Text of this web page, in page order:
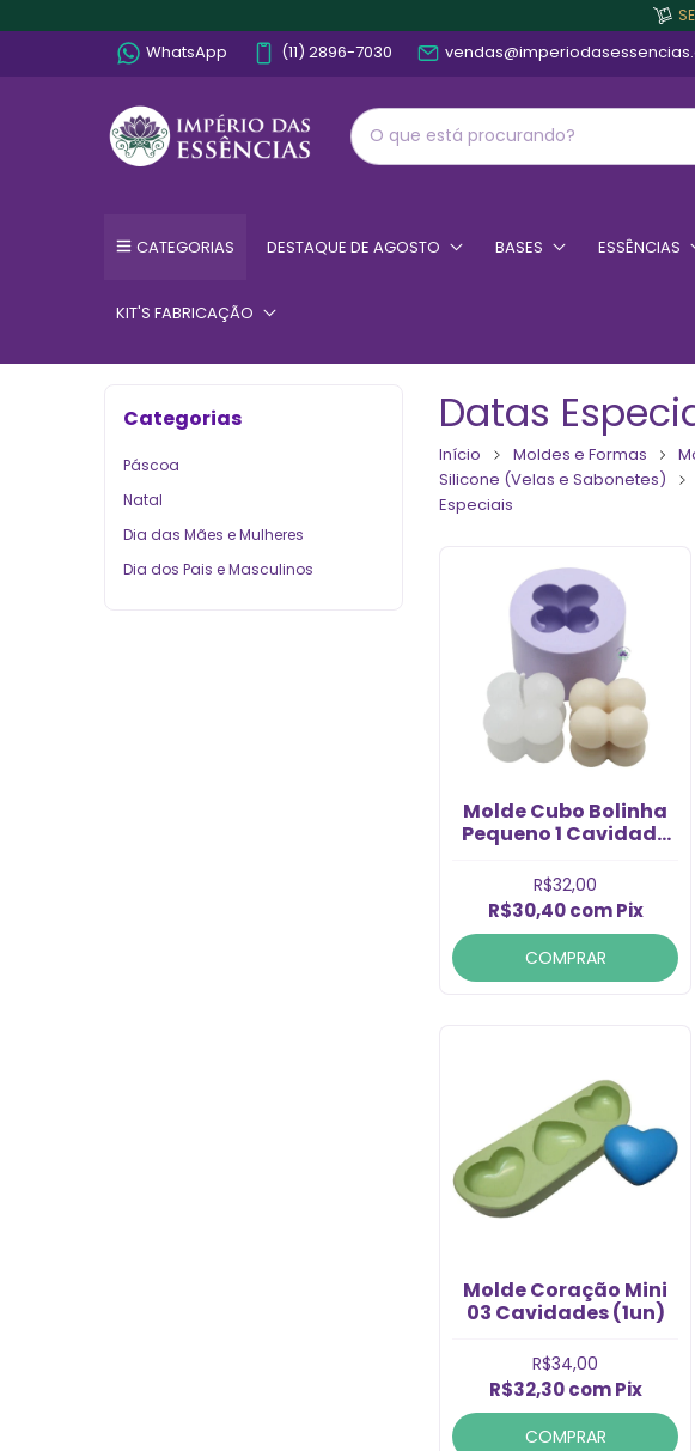
WhatsApp (11) 2896-7030
CATEGORIAS DESTAQUE DE AGOSTO BASES ESSÊNCIAS
KIT'S FABRICAÇÃO
Categorias
Páscoa
Natal
Dia das Mães e Mulheres
Dia dos Pais e Masculinos
Datas
Início Moldes e Formas
Silicone (Velas e Sabonetes)
Especiais
Molde Cubo Bolinha
Pequeno 1 Cavidade
R$32,00
R$30,40com Pix
COMPRAR
Molde Coração Mini
03 Cavidades (1un)
R$34,00
R$32,30com Pix
COMPRAR